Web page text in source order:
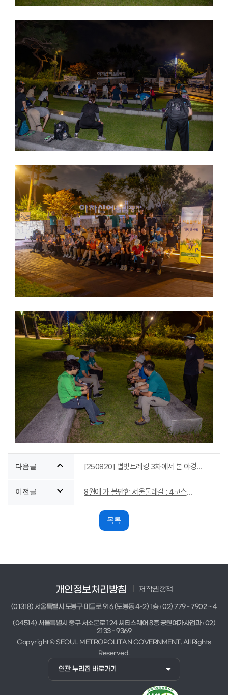
다음글 [250820] 별빛트레킹 3차에서 본 야경
이전글 8월에 가 볼만한 서울둘레길 : 4코스
목록
개인정보처리방침 저작권정책
(01318) 서울특별시 도봉구 마들로 916 (도봉동 4-2) 1층/02) 779 - 7902 ~ 4
(04514) 서울특별시 중구 서소문로 124 씨티스퀘어 8층 공원여가사업과/02)
2133 - 9369
Copyright © SEOUL METROPOLITAN GOVERNMENT. All Rights
Reserved.
연관 누리집 바로가기